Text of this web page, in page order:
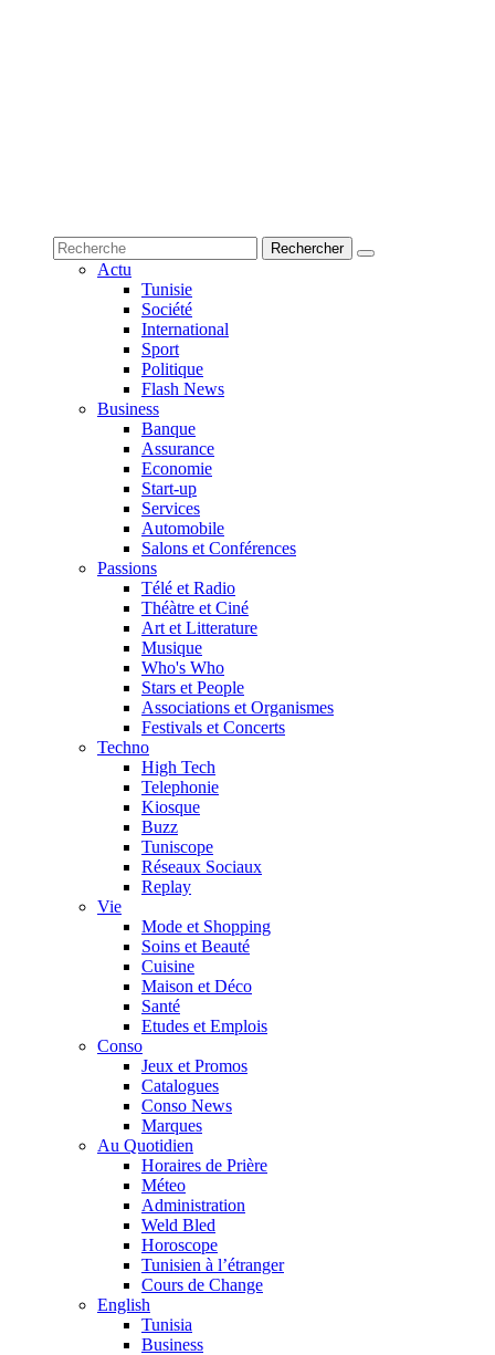
Actu
Tunisie
Société
International
Sport
Politique
Flash News
Business
Banque
Assurance
Economie
Start-up
Services
Automobile
Salons et Conférences
Passions
Télé et Radio
Théàtre et Ciné
Art et Litterature
Musique
Who's Who
Stars et People
Associations et Organismes
Festivals et Concerts
Techno
High Tech
Telephonie
Kiosque
Buzz
Tuniscope
Réseaux Sociaux
Replay
Vie
Mode et Shopping
Soins et Beauté
Cuisine
Maison et Déco
Santé
Etudes et Emplois
Conso
Jeux et Promos
Catalogues
Conso News
Marques
Au Quotidien
Horaires de Prière
Méteo
Administration
Weld Bled
Horoscope
Tunisien à l’étranger
Cours de Change
English
Tunisia
Business